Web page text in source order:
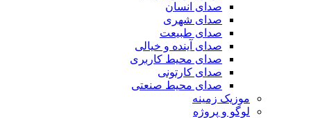
صدای انسان
صدای شهری
صدای طبیعت
صدای آینده و خیالی
صدای محیط کاربری
صدای کارتونی
صدای محیط صنعتی
موزیک زمینه
لوگو و پروژه